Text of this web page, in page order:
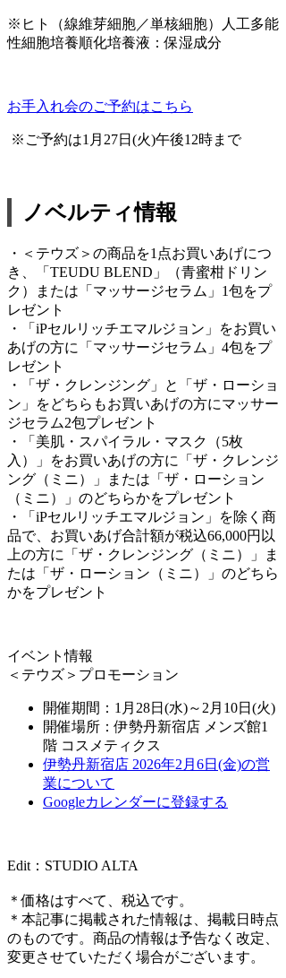
※ヒト（線維芽細胞／単核細胞）人工多能
性細胞培養順化培養液：保湿成分
お手入れ会のご予約はこちら
※ご予約は1月27日(火)午後12時まで
ノベルティ情報
・＜テウズ＞の商品を1点お買いあげにつ
き、「TEUDU BLEND」（青蜜柑ドリン
ク）または「マッサージセラム」1包をプ
レゼント
・「iPセルリッチエマルジョン」をお買い
あげの方に「マッサージセラム」4包をプ
レゼント
・「ザ・クレンジング」と「ザ・ローショ
ン」をどちらもお買いあげの方にマッサー
ジセラム2包プレゼント
・「美肌・スパイラル・マスク（5枚
入）」をお買いあげの方に「ザ・クレンジ
ング（ミニ）」または「ザ・ローション
（ミニ）」のどちらかをプレゼント
・「iPセルリッチエマルジョン」を除く商
品で、お買いあげ合計額が税込66,000円以
上の方に「ザ・クレンジング（ミニ）」ま
たは「ザ・ローション（ミニ）」のどちら
かをプレゼント
イベント情報
＜テウズ＞プロモーション
開催期間：1月28日(水)～2月10日(火)
開催場所：伊勢丹新宿店 メンズ館1
階 コスメティクス
伊勢丹新宿店 2026年2月6日(金)の営
業について
Googleカレンダーに登録する
Edit：STUDIO ALTA
＊価格はすべて、税込です。
＊本記事に掲載された情報は、掲載日時点
のものです。商品の情報は予告なく改定、
変更させていただく場合がございます。